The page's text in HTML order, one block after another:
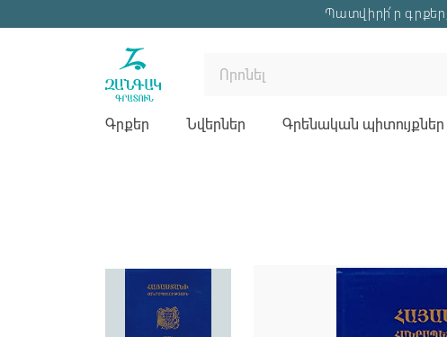
Պատվիրի՛ր
Գրքեր Նվերներ Գրենական պիտույքներ